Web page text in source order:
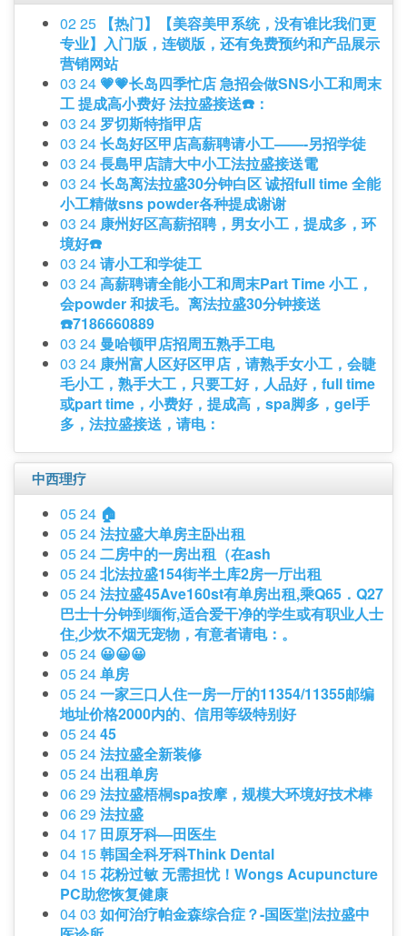
02 25
【热门】【美容美甲系统，没有谁比我们更
专业】入门版，连锁版，还有免费预约和产品展示
营销网站
03 24 💗💗长岛四季忙店 急招会做SNS小工和周末
工 提成高小费好 法拉盛接送☎️：
03 24 罗切斯特指甲店
03 24长岛好区甲店高薪聘请小工——-另招学徒
03 24長島甲店請大中小工法拉盛接送電
03 24长岛离法拉盛30分钟白区 诚招full time 全能
小工精做sns powder各种提成谢谢
03 24 康州好区高薪招聘，男女小工，提成多，环
境好☎️
03 24请小工和学徒工
03 24高薪聘请全能小工和周末Part Time 小工，
会powder 和拔毛。离法拉盛30分钟接送
☎️7186660889
03 24 曼哈顿甲店招周五熟手工电
03 24 康州富人区好区甲店，请熟手女小工，会睫
毛小工，熟手大工，只要工好，人品好，full time
或part time，小费好，提成高，spa脚多，gel手
多，法拉盛接送，请电：
中西理疗
05 24 🏠
05 24法拉盛大单房主卧出租
05 24二房中的一房出租（在ash
05 24北法拉盛154街半土库2房一厅出租
05 24法拉盛45Ave160st有单房出租,乘Q65．Q27
巴士十分钟到缅衔,适合爱干净的学生或有职业人士
住,少炊不烟无宠物，有意者请电：。
05 24 😀😀😀
05 24单房
05 24一家三口人住一房一厅的11354/11355邮编
地址价格2000内的、信用等级特别好
05 2445
05 24法拉盛全新装修
05 24 出租单房
06 29 法拉盛梧桐spa按摩，规模大环境好技术棒
06 29 法拉盛
04 17 田原牙科—田医生
04 15韩国全科牙科Think Dental
04 15花粉过敏 无需担忧！Wongs Acupuncture
PC助您恢复健康
04 03 如何治疗帕金森综合症？-国医堂|法拉盛中